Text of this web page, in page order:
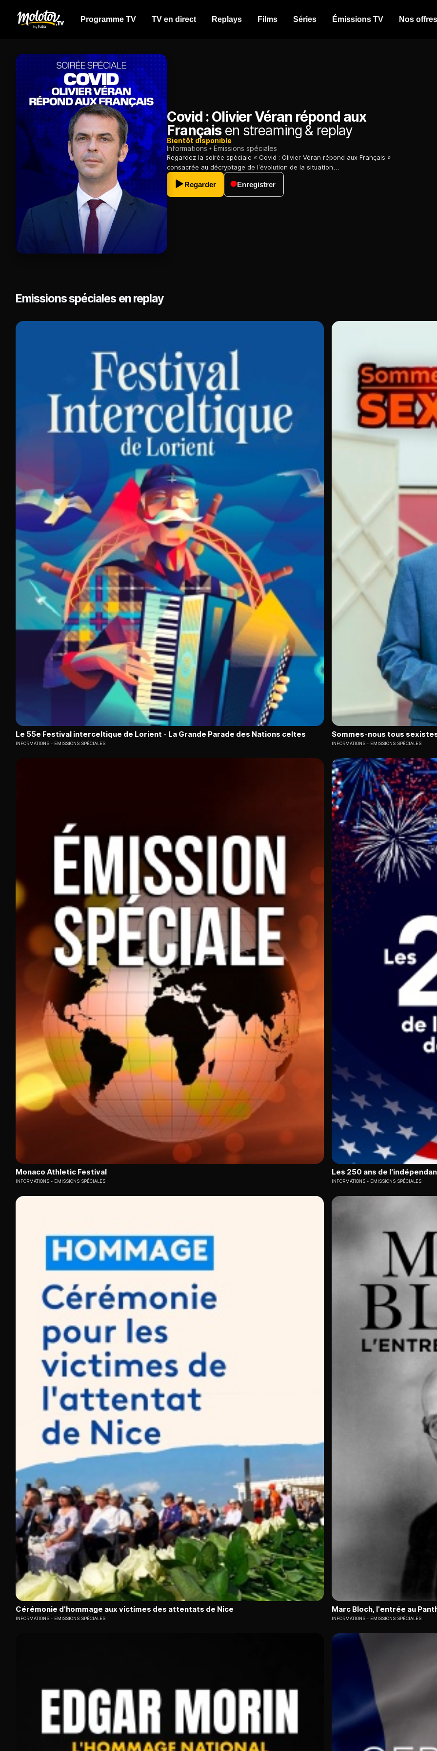
Programme TV TV en direct Replays Films Séries Émissions TV Nos offres
Covid : Olivier Véran répond aux
Françaisen streaming & replay
Bientôt disponible
Informations
Emissions spéciales
Regardez la soirée spéciale « Covid : Olivier Véran répond aux Français »
consacrée au décryptage de l’évolution de la situation…
Regarder Enregistrer
Emissions spéciales en replay
Le 55e Festival interceltique de Lorient - La Grande Parade des Nations celtes
INFORMATIONS EMISSIONS SPÉCIALES
Sommes-nous tous
INFORMATIONS EMISSIONS SPÉCIALES
Monaco Athletic Festival
INFORMATIONS EMISSIONS SPÉCIALES
Les 250 ans de
INFORMATIONS EMISSIONS SPÉCIALES
Cérémonie d'hommage aux victimes des attentats de Nice
INFORMATIONS EMISSIONS SPÉCIALES
Marc Bloch, l'entrée au
INFORMATIONS EMISSIONS SPÉCIALES